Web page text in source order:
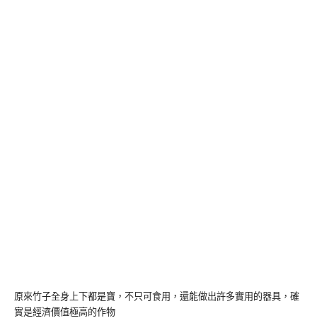
原來竹子全身上下都是寶，不只可食用，還能做出許多實用的器具，確
實是經濟價值極高的作物